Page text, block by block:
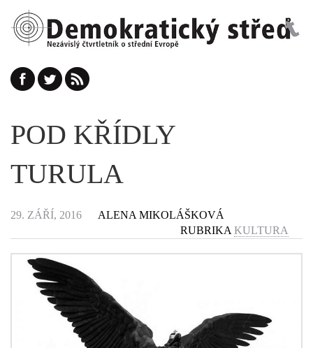
POD KŘÍDLY
TURULA
29. ZÁŘÍ, 2016
ALENA MIKOLÁŠKOVÁ
RUBRIKA KULTURA